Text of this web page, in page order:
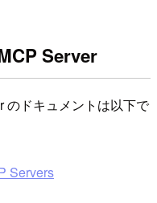
Server
のドキュメントは以下で
Servers